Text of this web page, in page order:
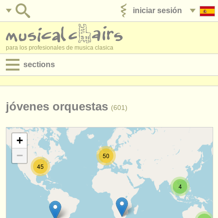
iniciar sesión
para los profesionales de musica clasica
sections
empleos - administración
degree courses
cursillos
concursos
jóvenes orquestas (601)
4
50
45
+
−